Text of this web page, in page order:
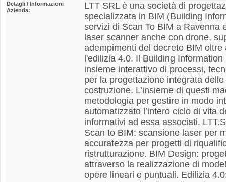
Detagli / Informazioni
Azienda:
LTT SRL è una società di
specializzata in BIM (Building
servizi di Scan To BIM a Ravenna
laser scanner anche con drone,
adempimenti del decreto BIM oltre
l'edilizia 4.0. Il Building
insieme interattivo di processi,
per la progettazione integrata
costruzione. L’insieme di questi
metodologia per gestire in modo
automatizzato l’intero ciclo di vita
informativi ad essa associati.
Scan to BIM: scansione laser per
accuratezza per progetti di
ristrutturazione. BIM Design:
attraverso la realizzazione di
opere lineari e puntuali. Edilizia